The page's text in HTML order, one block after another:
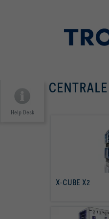
Help Desk
X-CUBE X2